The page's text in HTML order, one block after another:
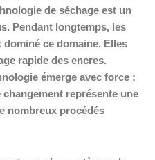
de séchage est un
Pendant longtemps, les
ce domaine. Elles
rapide des encres.
émerge avec force :
changement représente une
nombreux procédés